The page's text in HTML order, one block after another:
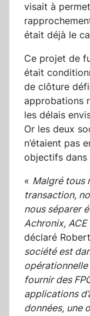
visait à
était déjà le
Ce projet de
était
de clôture
approbations
les délais
Or les deux
n’étaient pas
objectifs dans
« Malgré tous
transaction,
nous séparer
Achronix,
déclaré
société est
fournir des
applications
données, une